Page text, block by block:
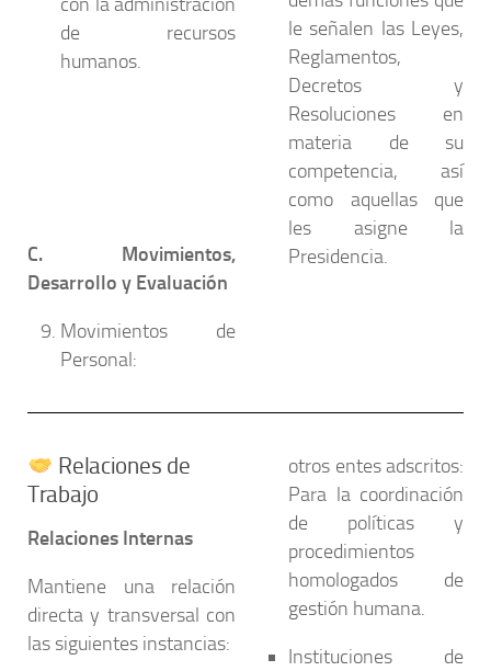
de recursos
humanos.
C. Movimientos,
Desarrollo y Evaluación
Movimientos de
Personal:
le señalen las Leyes,
Reglamentos,
Decretos y
Resoluciones en
materia de su
competencia, así
como aquellas que
les asigne la
Presidencia.
Relaciones de
Trabajo
Relaciones Internas
Mantiene una relación
directa y transversal con
las siguientes instancias:
otros entes adscritos:
Para la coordinación
de políticas y
procedimientos
homologados de
gestión humana.
Instituciones de